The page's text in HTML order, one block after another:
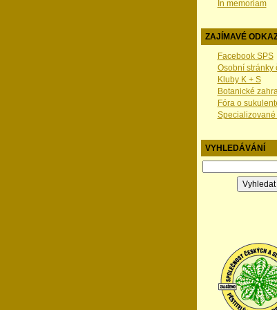
In memoriam
ZAJÍMAVÉ
Facebook SPS
Osobní stránky
Kluby K + S
Botanické
Fóra o
Specializované
VYHLEDÁVÁNÍ